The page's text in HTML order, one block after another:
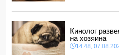
В Азербайджане ищут
12:40, 07.08.2026
Кинолог
на хозяина
14:48,